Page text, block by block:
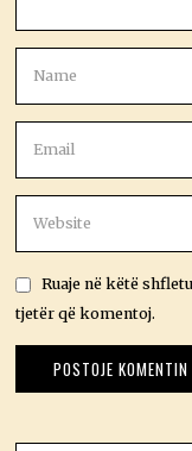
Ruaje në këtë
tjetër që komentoj.